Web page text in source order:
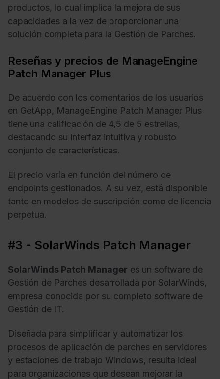
productos, lo cual implica la mejora de sus
capacidades a la vez de proporcionar una
solución completa para la Gestión de Parches.
Reseñas y precios de ManageEngine
Patch Manager Plus
De acuerdo con los comentarios de los usuarios
en GetApp, ManageEngine Patch Manager Plus
tiene una calificación de 4,5 de 5 estrellas,
destacando su interfaz intuitiva y robusto
conjunto de características.
El precio varía en función del número de
endpoints gestionados. A su vez, está disponible
tanto en modelos de suscripción como de licencia
perpetua.
#3 - SolarWinds Patch Manager
SolarWinds Patch Manager es un software de
Gestión de Parches desarrollada por SolarWinds,
empresa conocida por su completo software de
Gestión de IT.
Diseñada para simplificar y automatizar los
procesos de aplicación de parches en servidores
y estaciones de trabajo Windows, resulta ideal
para organizaciones que desean mejorar la